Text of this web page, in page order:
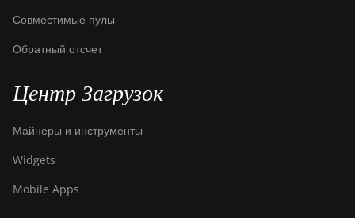
Bitdeer SealMiner A3 Pro Air
Hydro
Bitdeer SealMiner A4 Ultra
Совместимые пулы
Обратный отсчет
Центр Загрузок
Майнеры и инструменты
Widgets
Mobile Apps